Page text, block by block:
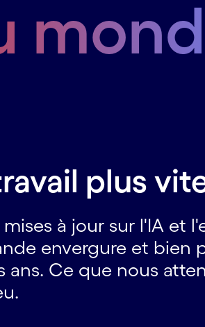
plus
à jour sur l'IA et
envergure et bien
ans. Ce que nous